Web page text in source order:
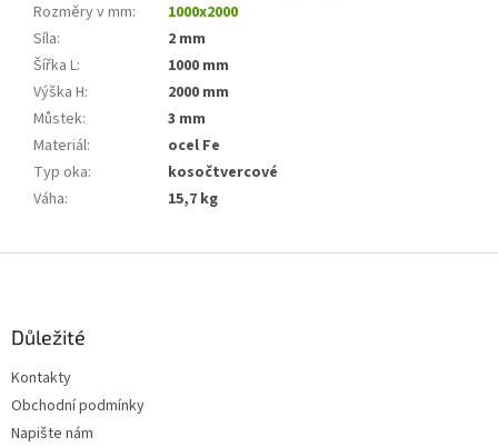
Rozměry v mm:
1000x2000
Síla:
2 mm
Šířka L:
1000 mm
Výška H:
2000 mm
Můstek:
3 mm
Materiál:
ocel Fe
Typ oka:
kosočtvercové
Váha: 15,7 kg
Důležité
Kontakty
Obchodní podmínky
Napište nám